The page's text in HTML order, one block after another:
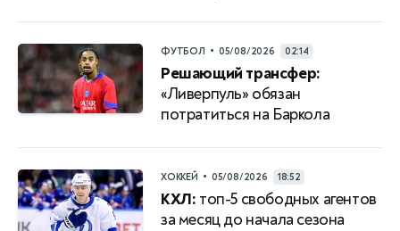
ФУТБОЛ • 05/08/2026 02:14
Решающий трансфер:
«Ливерпуль» обязан
потратиться на Баркола
ХОККЕЙ • 05/08/2026 18:52
КХЛ: топ-5 свободных агентов
за месяц до начала сезона